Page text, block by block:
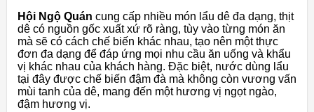
Hội Ngộ Quán cung cấp nhiều món lẩu dê đa dạng, thịt
dê có nguồn gốc xuất xứ rõ ràng, tùy vào từng món ăn
mà sẽ có cách chế biến khác nhau, tạo nên một thực
đơn đa dạng để đáp ứng mọi nhu cầu ăn uống và khẩu
vị khác nhau của khách hàng. Đặc biệt, nước dùng lẩu
tại đây được chế biến đậm đà mà không còn vương vấn
mùi tanh của dê, mang đến một hương vị ngọt ngào,
đậm hương vị.